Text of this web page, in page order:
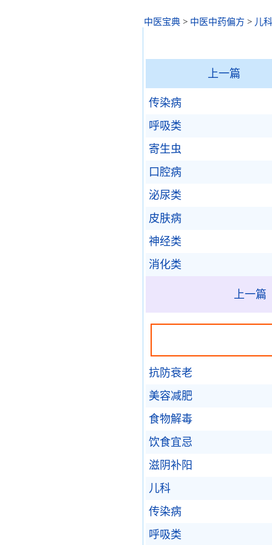
中医宝典 > 中医中药偏方 > 儿科
上一篇
传染病
呼吸类
寄生虫
口腔病
泌尿类
皮肤病
神经类
消化类
上一篇
抗防衰老
美容减肥
食物解毒
饮食宜忌
滋阴补阳
儿科
传染病
呼吸类